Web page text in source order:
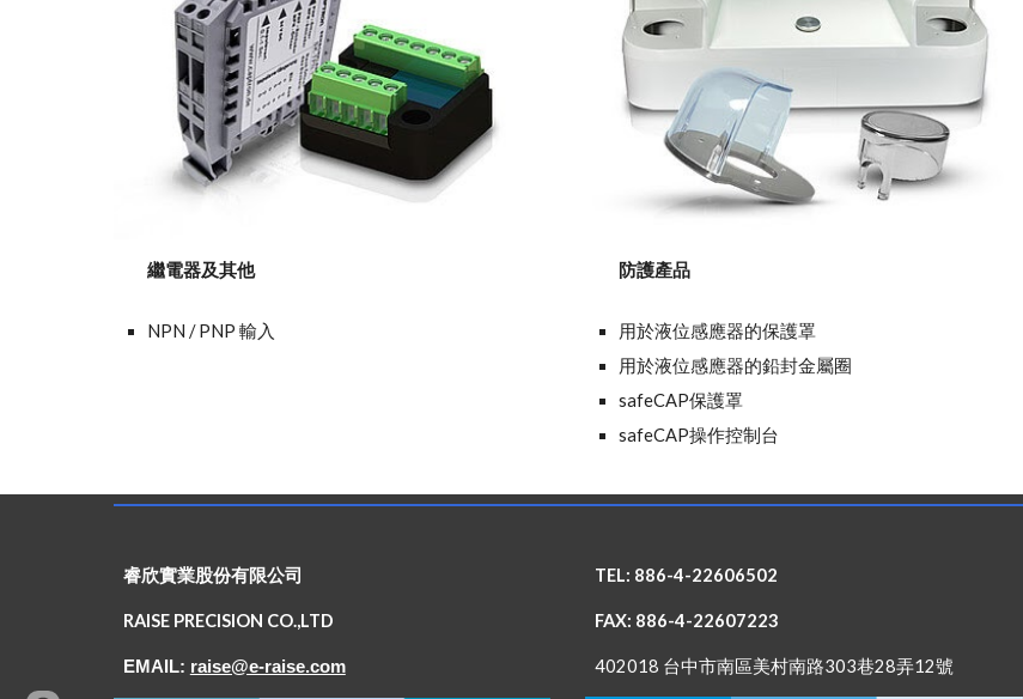
繼電器及其他
NPN / PNP 輸入
防護產品
用於液位感應器的保護罩
用於液位感應器的鉛封金屬圈
safeCAP保護罩
safeCAP操作控制台
睿欣實業股份有限公司
RAISE PRECISION CO.,LTD
EMAIL: raise@e-raise.com
TEL: 886-4-22606502
FAX: 886-4-22607223
402018 台中市南區美村南路303巷28弄12號